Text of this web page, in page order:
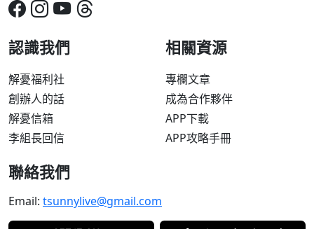
認識我們
解憂福利社
創辦人的話
解憂信箱
李組長回信
相關資源
專欄文章
成為合作夥伴
APP下載
APP攻略手冊
聯絡我們
Email: tsunnylive@gmail.com